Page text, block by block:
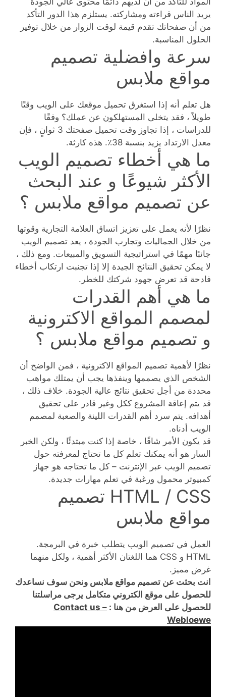
يريد الناس قراءته ومشاركته. يستلزم هذا الدور التأكد
من أن صفحاتك تقدم قيمة لوقت الزوار من خلال توفير
الحلول المناسبة.
سرعة وافضلية تصميم
مواقع ملابس
هل تعلم أنه إذا استغرق تحميل موقعك على الويب وقتًا
طويلاً ، فقد يتخلى المستهلكون عن عملك؟ وفقًا
للدراسات ، إذا تجاوز وقت تحميل صفحتك 3 ثوانٍ ، فإن
معدل الارتداد يزيد بنسبة 38٪. هذه كارثة.
ما هي أخطاء تصميم الويب
الأكثر شيوعًا و عند البحث
عن تصميم مواقع ملابس ؟
نظرًا لأنه يعمل على تعزيز اتساق العلامة التجارية وقوتها
من خلال الجماليات وتجارب الجودة ، يعد تصميم الويب
جانبًا مهمًا في استراتيجية التسويق والمبيعات. ومع ذلك ،
لا يمكن تحقيق النتائج الجيدة إلا إذا تجنبت ارتكاب أخطاء
فادحة قد تعرض جهود شركتك للخطر.
ما هي أهم القدرات
لمصمم المواقع الاكترونية
و تصميم مواقع ملابس ؟
نظرًا لأهمية تصميم المواقع الاكترونية ، فمن الواضح أن
الشخص الذي يصممها وينفذها يجب أن يمتلك مواهب
محددة من أجل تحقيق نتائج عالية الجودة. خلاف ذلك ،
قد يتم إعاقة المشروع ككل وغير قادر على تحقيق
أهدافه. يتم سرد أهم القدرات اللينة والصعبة لمصمم
الويب أدناه.
قد يكون الأمر شاقًا ، خاصة إذا كنت مبتدئًا ، ولكن الخبر
السار هو أنه يمكنك تعلم كل ما تحتاج لمعرفته حول
تصميم الويب عبر الإنترنت – كل ما تحتاجه هو جهاز
كمبيوتر محمول ورغبة في تعلم مهارات جديدة.
HTML / CSS تصميم
مواقع ملابس
العمل في تصميم الويب يتطلب خبرة في البرمجة.
HTML و CSS هما اللغتان الأكثر أهمية ، ولكل منهما
غرض مميز.
انت بحثت عن تصميم مواقع ملابس ونحن سوف نساعدك
للحصول على موقع الكتروني متكامل يرجى مراسلتنا
للحصول على العرض من هنا : Contact us –
Webloewe